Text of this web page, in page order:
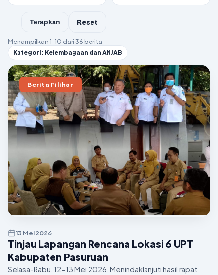
Terapkan Reset
Menampilkan 1–10 dari 36 berita
Kategori: Kelembagaan dan ANJAB
Berita Pilihan
13 Mei 2026
Tinjau Lapangan Rencana Lokasi 6 UPT
Kabupaten Pasuruan
Selasa-Rabu, 12-13 Mei 2026, Menindaklanjuti hasil rapat